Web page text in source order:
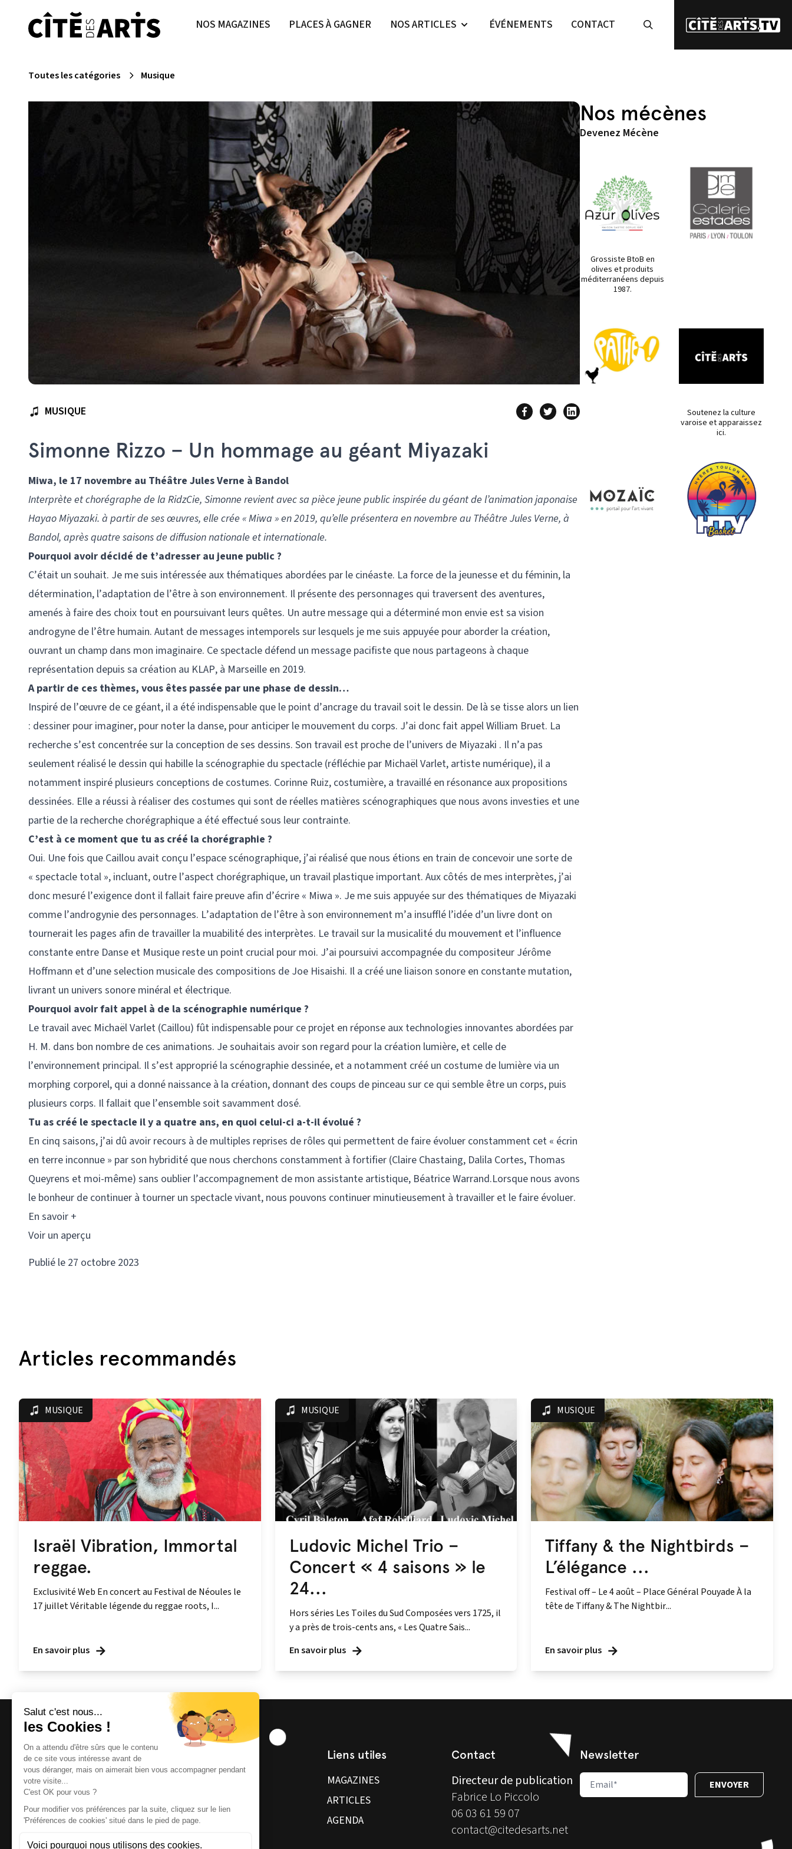
NOS MAGAZINES PLACES À GAGNER NOS ARTICLES ÉVÉNEMENTS CONTACT
Toutes les catégories Musique
MUSIQUE
Simonne Rizzo – Un hommage au géant Miyazaki
Miwa, le 17 novembre au Théâtre Jules Verne à Bandol
Interprète et chorégraphe de la RidzCie, Simonne revient avec sa pièce jeune public inspirée du géant de l’animation japonaise
Hayao Miyazaki. à partir de ses œuvres, elle crée « Miwa » en 2019, qu’elle présentera en novembre au Théâtre Jules Verne, à
Bandol, après quatre saisons de diffusion nationale et internationale.
Pourquoi avoir décidé de t’adresser au jeune public ?
C’était un souhait. Je me suis intéressée aux thématiques abordées par le cinéaste. La force de la jeunesse et du féminin, la
détermination, l’adaptation de l’être à son environnement. Il présente des personnages qui traversent des aventures,
amenés à faire des choix tout en poursuivant leurs quêtes. Un autre message qui a déterminé mon envie est sa vision
androgyne de l’être humain. Autant de messages intemporels sur lesquels je me suis appuyée pour aborder la création,
ouvrant un champ dans mon imaginaire. Ce spectacle défend un message pacifiste que nous partageons à chaque
représentation depuis sa création au KLAP, à Marseille en 2019.
A partir de ces thèmes, vous êtes passée par une phase de dessin…
Inspiré de l’œuvre de ce géant, il a été indispensable que le point d’ancrage du travail soit le dessin. De là se tisse alors un lien
: dessiner pour imaginer, pour noter la danse, pour anticiper le mouvement du corps. J’ai donc fait appel William Bruet. La
recherche s’est concentrée sur la conception de ses dessins. Son travail est proche de l’univers de Miyazaki . Il n’a pas
seulement réalisé le dessin qui habille la scénographie du spectacle (réfléchie par Michaël Varlet, artiste numérique), il a
notamment inspiré plusieurs conceptions de costumes. Corinne Ruiz, costumière, a travaillé en résonance aux propositions
dessinées. Elle a réussi à réaliser des costumes qui sont de réelles matières scénographiques que nous avons investies et une
partie de la recherche chorégraphique a été effectué sous leur contrainte.
C’est à ce moment que tu as créé la chorégraphie ?
Oui. Une fois que Caillou avait conçu l’espace scénographique, j’ai réalisé que nous étions en train de concevoir une sorte de
« spectacle total », incluant, outre l’aspect chorégraphique, un travail plastique important. Aux côtés de mes interprètes, j’ai
donc mesuré l’exigence dont il fallait faire preuve afin d’écrire « Miwa ». Je me suis appuyée sur des thématiques de Miyazaki
comme l’androgynie des personnages. L’adaptation de l’être à son environnement m’a insufflé l’idée d’un livre dont on
tournerait les pages afin de travailler la muabilité des interprètes. Le travail sur la musicalité du mouvement et l’influence
constante entre Danse et Musique reste un point crucial pour moi. J’ai poursuivi accompagnée du compositeur Jérôme
Hoffmann et d’une selection musicale des compositions de Joe Hisaishi. Il a créé une liaison sonore en constante mutation,
livrant un univers sonore minéral et électrique.
Pourquoi avoir fait appel à de la scénographie numérique ?
Le travail avec Michaël Varlet (Caillou) fût indispensable pour ce projet en réponse aux technologies innovantes abordées par
H. M. dans bon nombre de ces animations. Je souhaitais avoir son regard pour la création lumière, et celle de
l’environnement principal. Il s’est approprié la scénographie dessinée, et a notamment créé un costume de lumière via un
morphing corporel, qui a donné naissance à la création, donnant des coups de pinceau sur ce qui semble être un corps, puis
plusieurs corps. Il fallait que l’ensemble soit savamment dosé.
Tu as créé le spectacle il y a quatre ans, en quoi celui-ci a-t-il évolué ?
En cinq saisons, j’ai dû avoir recours à de multiples reprises de rôles qui permettent de faire évoluer constamment cet « écrin
en terre inconnue » par son hybridité que nous cherchons constamment à fortifier (Claire Chastaing, Dalila Cortes, Thomas
Queyrens et moi-même) sans oublier l’accompagnement de mon assistante artistique, Béatrice Warrand.Lorsque nous avons
le bonheur de continuer à tourner un spectacle vivant, nous pouvons continuer minutieusement à travailler et le faire évoluer.
En savoir +
Voir un aperçu
Publié le 27 octobre 2023
Nos mécènes
Devenez Mécène
Grossiste BtoB en
olives et produits
méditerranéens depuis
1987.
Soutenez la culture
varoise et apparaissez
ici.
Articles recommandés
MUSIQUE
Israël Vibration, Immortal
reggae.
Exclusivité Web En concert au Festival de Néoules le
17 juillet Véritable légende du reggae roots, I...
En savoir plus
MUSIQUE
Ludovic Michel Trio –
Concert « 4 saisons » le
24...
Hors séries Les Toiles du Sud Composées vers 1725, il
y a près de trois-cents ans, « Les Quatre Sais...
En savoir plus
MUSIQUE
Tiffany & the Nightbirds –
L’élégance ...
Festival off – Le 4 août – Place Général Pouyade À la
tête de Tiffany & The Nightbir...
En savoir plus
Magazine et site internet culturels varois.
Liens utiles
MAGAZINES
ARTICLES
AGENDA
Contact
Directeur de publication
Fabrice Lo Piccolo
06 03 61 59 07
contact@citedesarts.net
Newsletter